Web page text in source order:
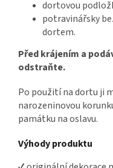
dortovou
potravinářsky
dortem.
Před krájením a
odstraňte.
Po použití na dortu ji
narozeninovou
památku na oslavu.
Výhody produktu